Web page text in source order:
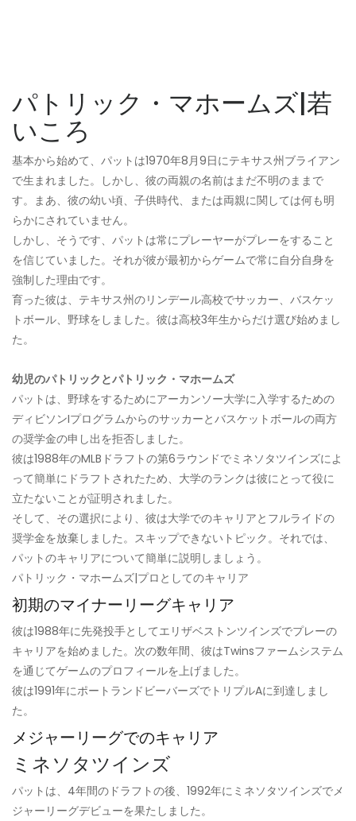
パトリック・マホームズ|若
いころ
基本から始めて、パットは1970年8月9日にテキサス州ブライアン
で生まれました。しかし、彼の両親の名前はまだ不明のままで
す。まあ、彼の幼い頃、子供時代、または両親に関しては何も明
らかにされていません。
しかし、そうです、パットは常にプレーヤーがプレーをすること
を信じていました。それが彼が最初からゲームで常に自分自身を
強制した理由です。
育った彼は、テキサス州のリンデール高校でサッカー、バスケッ
トボール、野球をしました。彼は高校3年生からだけ選び始めまし
た。
幼児のパトリックとパトリック・マホームズ
パットは、野球をするためにアーカンソー大学に入学するための
ディビソンIプログラムからのサッカーとバスケットボールの両方
の奨学金の申し出を拒否しました。
彼は1988年のMLBドラフトの第6ラウンドでミネソタツインズによ
って簡単にドラフトされたため、大学のランクは彼にとって役に
立たないことが証明されました。
そして、その選択により、彼は大学でのキャリアとフルライドの
奨学金を放棄しました。スキップできないトピック。それでは、
パットのキャリアについて簡単に説明しましょう。
パトリック・マホームズ|プロとしてのキャリア
初期のマイナーリーグキャリア
彼は1988年に先発投手としてエリザベストンツインズでプレーの
キャリアを始めました。次の数年間、彼はTwinsファームシステム
を通じてゲームのプロフィールを上げました。
彼は1991年にポートランドビーバーズでトリプルAに到達しまし
た。
メジャーリーグでのキャリア
ミネソタツインズ
パットは、4年間のドラフトの後、1992年にミネソタツインズでメ
ジャーリーグデビューを果たしました。